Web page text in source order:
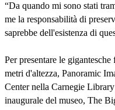
“Da quando mi sono stati
me la responsabilità di
saprebbe dell'esistenza di
Per presentare le
metri d'altezza, Panoramic
Center nella Carnegie
inaugurale del museo, The